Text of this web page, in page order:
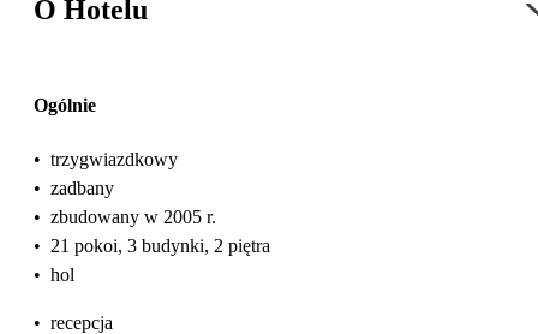
O Hotelu
Ogólnie
• trzygwiazdkowy
• zadbany
• zbudowany w 2005 r.
• 21 pokoi, 3 budynki, 2 piętra
• hol
• recepcja